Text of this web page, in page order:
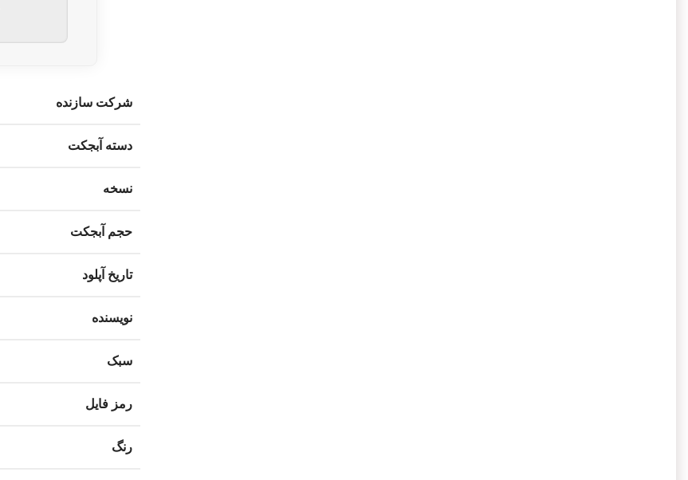
شرکت سازنده
دسته آبجکت
نسخه
حجم آبجکت
تاریخ آپلود
نویسنده
سبک
رمز فایل
رنگ